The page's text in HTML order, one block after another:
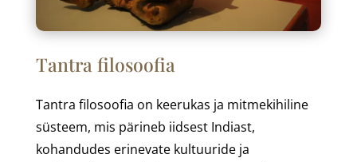
Tantra filosoofia
Tantra filosoofia on keerukas ja mitmekihiline
süsteem, mis pärineb iidsest Indiast,
kohandudes erinevate kultuuride ja